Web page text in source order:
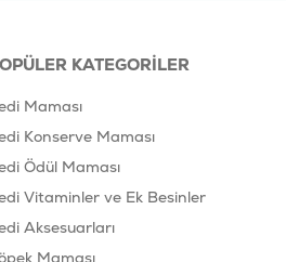
KATEGORILER
Maması
Konserve Maması
Ödül Maması
Vitaminler ve Ek Besinler
Aksesuarları